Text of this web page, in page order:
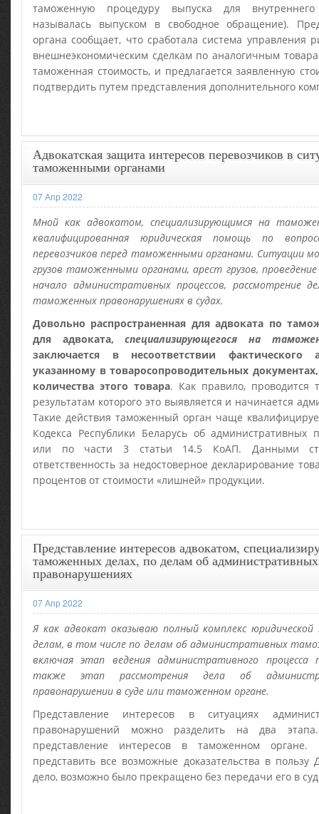
таможенную процедуру выпуска для
называлась выпуском в свободное обращение).
органа сообщает, что сработала система управления
внешнеэкономическим сделкам по аналогичным
таможенная стоимость, и предлагается заявленную
подтвердить путем представления дополнительного
Адвокатская защита интересов перевозчиков в
таможенными органами
07 Апр 2022
Мной как адвокатом, специализирующимся на
квалифицированная юридическая помощь по
перевозчиков перед таможенными органами. Ситуации
грузов таможенными органами, арест грузов,
начало административных процессов, рассмотрение
таможенных правонарушениях в судах.
Довольно распространенная для адвоката по
для адвоката,специализирующегося на
заключается в несоответствии фактического
указанному в товаросопроводительных
количества этого товара. Как правило, проводится
результатам которого это выявляется и начинается
Такие действия таможенный орган чаще
Кодекса Республики Беларусь об административных
или по части 3 статьи 14.5 КоАП. Данными
ответственность за недостоверное декларирование
процентов от стоимости «лишней» продукции.
Представление интересов адвокатом,
таможенных делах, по делам об
правонарушениях
07 Апр 2022
Я как адвокат оказываю полный комплекс
делам, в том числе по делам об административных
включая этап ведения административного
также этап рассмотрения дела об
правонарушении в суде или таможенном органе.
Представление интересов в ситуациях
правонарушений можно разделить на два
представление интересов в таможенном
представить все возможные доказательства в
дело, возможно было прекращено без передачи его в